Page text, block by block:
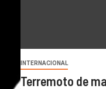
INTERNACIONAL
Terremoto de